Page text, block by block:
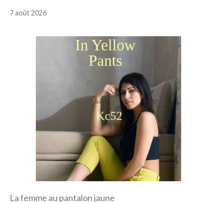
7 août 2026
La femme au pantalon jaune